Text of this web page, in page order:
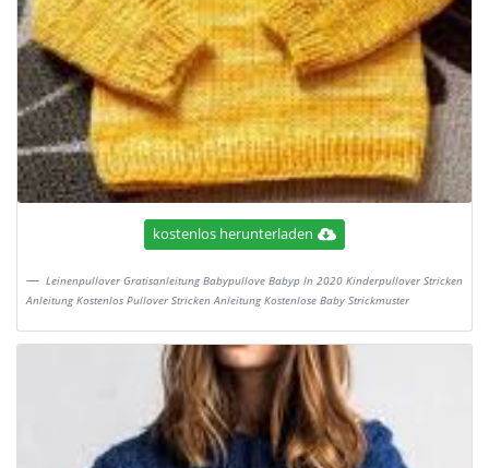
kostenlos herunterladen
Leinenpullover Gratisanleitung Babypullove Babyp In 2020 Kinderpullover Stricken
Anleitung Kostenlos Pullover Stricken Anleitung Kostenlose Baby Strickmuster